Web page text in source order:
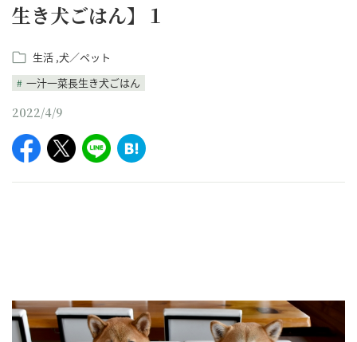
生き犬ごはん】１
生活 犬／ペット
一汁一菜長生き犬ごはん
2022/4/9